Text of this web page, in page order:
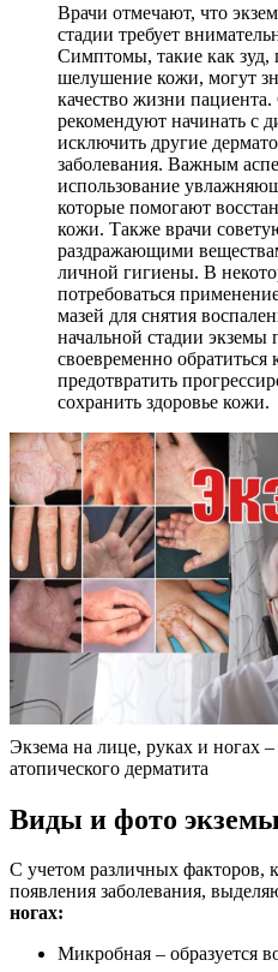
Врачи отмечают, что
стадии требует
Симптомы, такие как зуд,
шелушение кожи, могут
качество жизни
рекомендуют начинать с
исключить другие
заболевания. Важным
использование
которые помогают
кожи. Также врачи
раздражающими
личной гигиены. В
потребоваться
мазей для снятия
начальной стадии
своевременно обратиться
предотвратить
сохранить здоровье кожи.
Экзема на лице, руках и ногах
атопического дерматита
Виды и фото экземы
С учетом различных факторов,
появления заболевания,
ногах:
Микробная – образуется